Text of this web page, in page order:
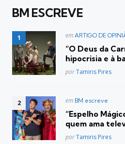
BM ESCREVE
Postado
em ARTIGO DE
“O Deus da
hipocrisia e à
Posted
porTamiris Pires
Postado
em BM escreve
“Espelho
quem ama
Posted
porTamiris Pires